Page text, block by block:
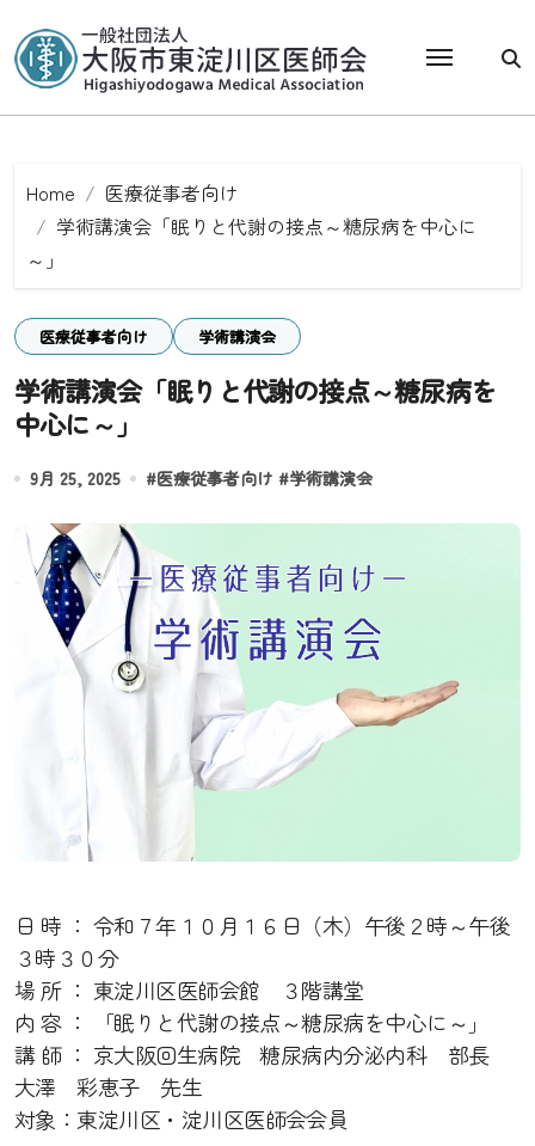
to
content
Home
医療従事者向け
学術講演会「眠りと代謝の接点～糖尿病を中心に
～」
医療従事者向け 学術講演会
学術講演会「眠りと代謝の接点～糖尿病を
中心に～」
9月 25, 2025 #医療従事者向け #学術講演会
日 時 ： 令和７年１０月１６日（木）午後２時～午後
３時３０分
場 所 ： 東淀川区医師会館 ３階講堂
内 容 ： 「眠りと代謝の接点～糖尿病を中心に～」
講 師 ： 京大阪回生病院 糖尿病内分泌内科 部長
大澤 彩恵子 先生
対象：東淀川区・淀川区医師会会員